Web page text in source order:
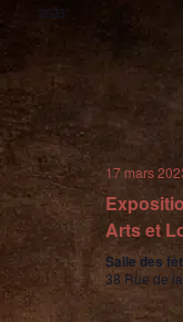
2023
17 mars
Arts et
Salle des
38 Rue de